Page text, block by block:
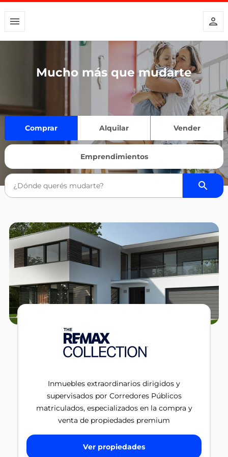
Mucho más que mudarte
Comprar Alquilar Vender
Emprendimientos
Inmuebles extraordinarios dirigidos y
supervisados por Corredores Públicos
matriculados, especializados en la compra y
venta de propiedades premium
Ver propiedades